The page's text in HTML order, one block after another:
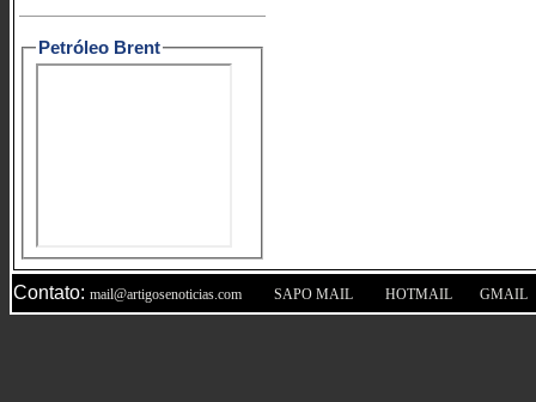
Petróleo Brent
Contato: mail@artigosenoticias.com SAPO MAIL HOTMAIL GMAIL